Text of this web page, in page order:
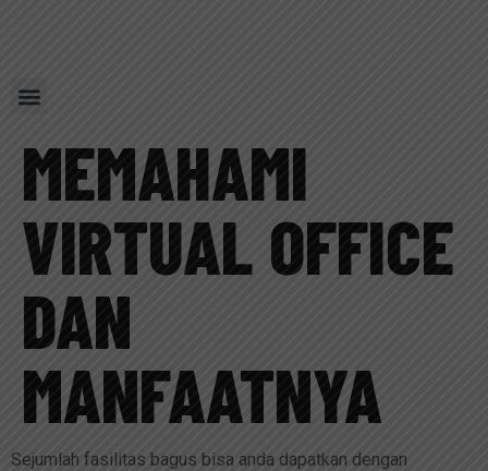
MEMAHAMI
VIRTUAL OFFICE
DAN
MANFAATNYA
Sejumlah fasilitas bagus bisa anda dapatkan dengan